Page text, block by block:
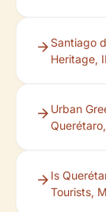
Santiago
Heritage,
Urban
Is
Tourists,